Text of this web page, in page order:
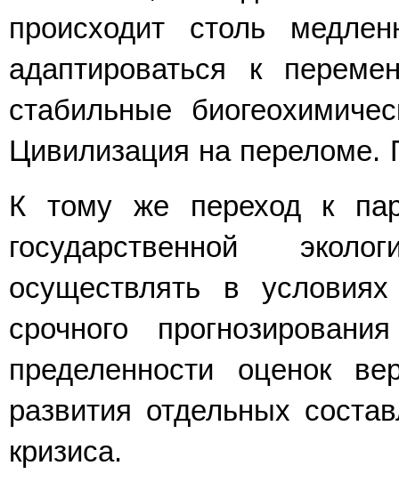
происходит столь
адаптироваться к
стабильные
Цивилизация на переломе.
К тому же переход к
государственной
осуществлять в
срочного
пределенности оценок
развития отдельных
кризиса.